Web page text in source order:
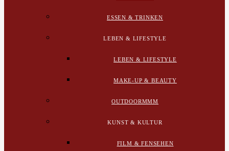
ESSEN & TRINKEN
LEBEN & LIFESTYLE
LEBEN & LIFESTYLE
MAKE-UP & BEAUTY
OUTDOORMMM
KUNST & KULTUR
FILM & FENSEHEN